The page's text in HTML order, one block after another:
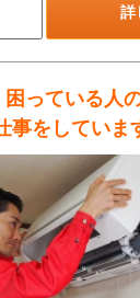
詳
っている人
事をしていま